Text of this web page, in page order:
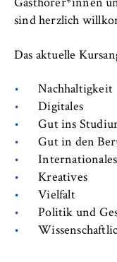
Gasthörer*innen
sind herzlich
Das aktuelle
Nachhaltigkeit
Digitales
Gut ins
Gut in den
Internationales
Kreatives
Vielfalt
Politik und
Google
Erlaubt das
an Google
werden.
Cookie
bis zu 2
STATISTIK
Matomo